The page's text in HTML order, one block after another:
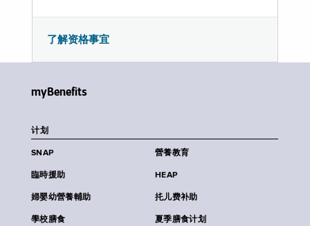
了解资格事宜
myBenefits
计划
SNAP 營養教育
臨時援助 HEAP
婦嬰幼營養輔助 扥儿费补助
學校膳食 夏季膳食计划